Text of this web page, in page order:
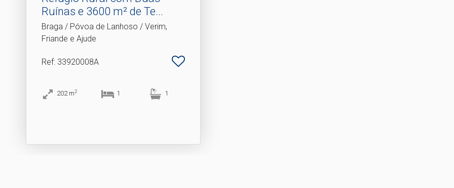
Ruínas e 3600 m² de Te.​..
Braga / Póvoa de Lanhoso / Verim,
Friande e Ajude
Ref: 33920008A
202 m2 1 1